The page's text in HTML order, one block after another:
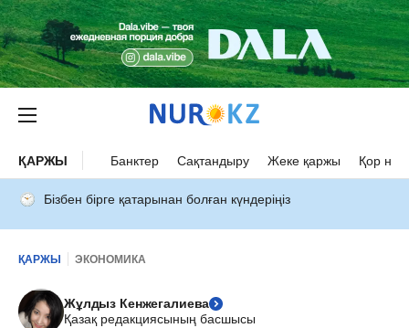
ҚАРЖЫ Банктер Сақтандыру Жеке қаржы Қор
Бізбен бірге қатарынан болған күндеріңіз
ҚАРЖЫ ЭКОНОМИКА
Жұлдыз Кенжегалиева
Қазақ редакциясының басшысы